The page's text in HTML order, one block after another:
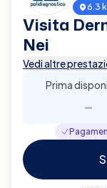
6.3
Visita
Nei
Vedi altre
Prima
-